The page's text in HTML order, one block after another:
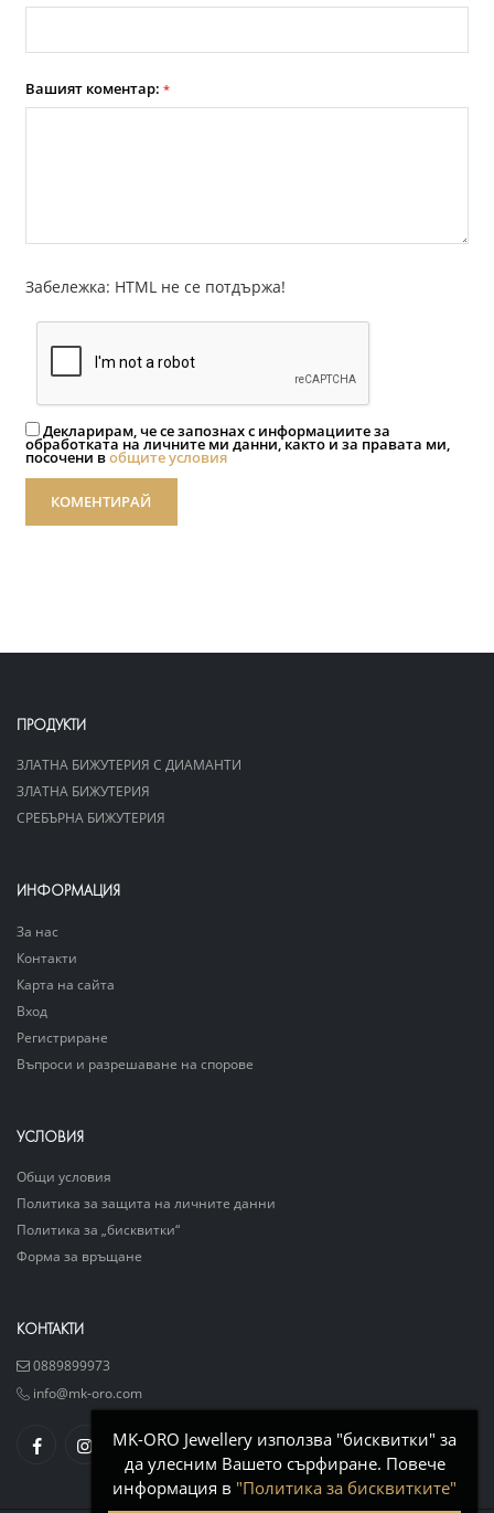
Вашият коментар: *
Забележка: HTML не се потдържа!
Декларирам, че се запознах с информациите за
обработката на личните ми данни, както и за правата ми,
посочени вобщите условия
КОМЕНТИРАЙ
ПРОДУКТИ
ЗЛАТНА БИЖУТЕРИЯ С ДИАМАНТИ
ЗЛАТНА БИЖУТЕРИЯ
СРЕБЪРНА БИЖУТЕРИЯ
ИНФОРМАЦИЯ
За нас
Контакти
Карта на сайта
Вход
Регистриране
Въпроси и разрешаване на спорове
УСЛОВИЯ
Общи условия
Политика за защита на личните данни
Политика за „бисквитки“
Форма за връщане
КОНТАКТИ
0889899973
info@mk-oro.com
MK-ORO Jewellery използва "бисквитки" за
да улесним Вашето сърфиране. Повече
информация в "Политика за бисквитките"